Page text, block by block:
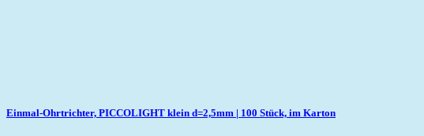
Einmal-Ohrtrichter, PICCOLIGHT klein d=2,5mm | 100 Stück, im Karton